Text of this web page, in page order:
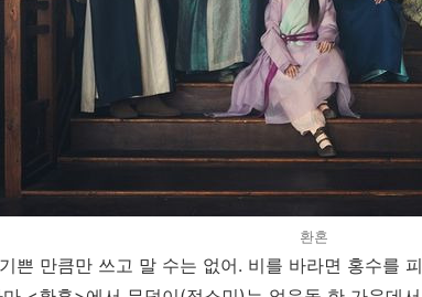
환혼
쁜 만큼만 쓰고 말 수는 없어. 비를 바라면 홍수를